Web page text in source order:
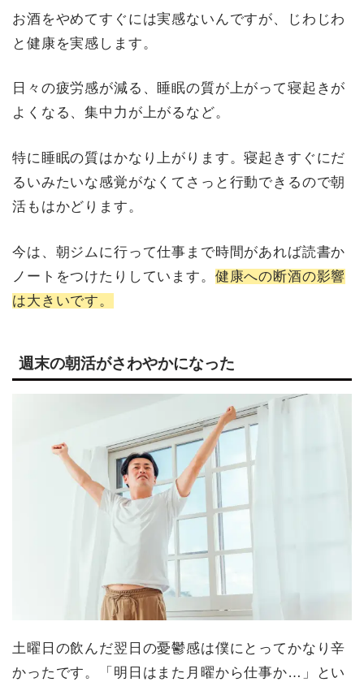
お酒をやめてすぐには実感ないんですが、じわじわ
と健康を実感します。
日々の疲労感が減る、睡眠の質が上がって寝起きが
よくなる、集中力が上がるなど。
特に睡眠の質はかなり上がります。寝起きすぐにだ
るいみたいな感覚がなくてさっと行動できるので朝
活もはかどります。
今は、朝ジムに行って仕事まで時間があれば読書か
ノートをつけたりしています。 健康への断酒の影響
は大きいです。
週末の朝活がさわやかになった
土曜日の飲んだ翌日の憂鬱感は僕にとってかなり辛
かったです。「明日はまた月曜から仕事か…」とい